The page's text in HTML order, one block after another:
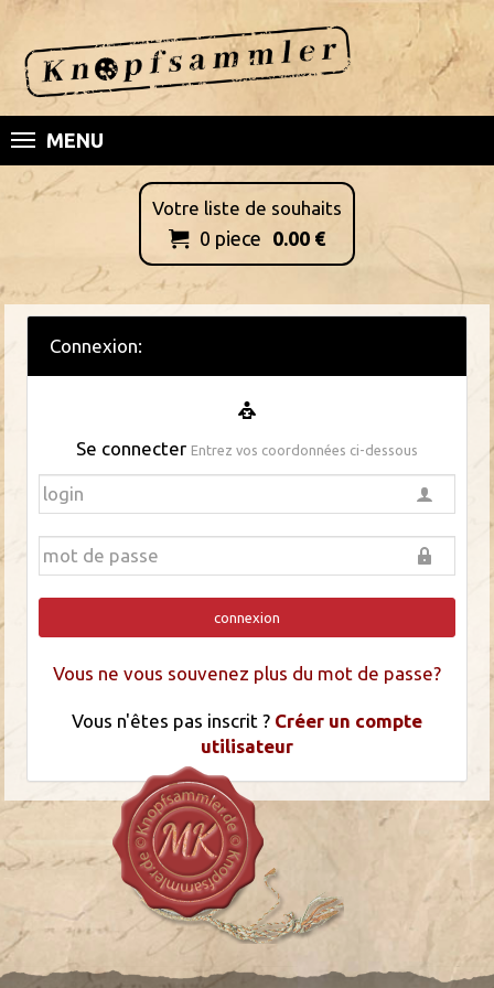
MENU
Votre liste de souhaits
 0 piece 0.00 €
Connexion:
Se connecter Entrez vos coordonnées ci-dessous
connexion
Vous ne vous souvenez plus du mot de passe?
Vous n'êtes pas inscrit ? Créer un compte
utilisateur